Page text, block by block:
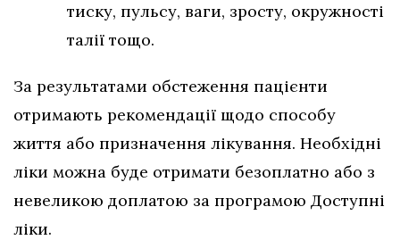
тиску, пульсу, ваги, зросту, окружності
талії тощо.
За результатами обстеження пацієнти
отримають рекомендації щодо способу
життя або призначення лікування. Необхідні
ліки можна буде отримати безоплатно або з
невеликою доплатою за програмою Доступні
ліки.